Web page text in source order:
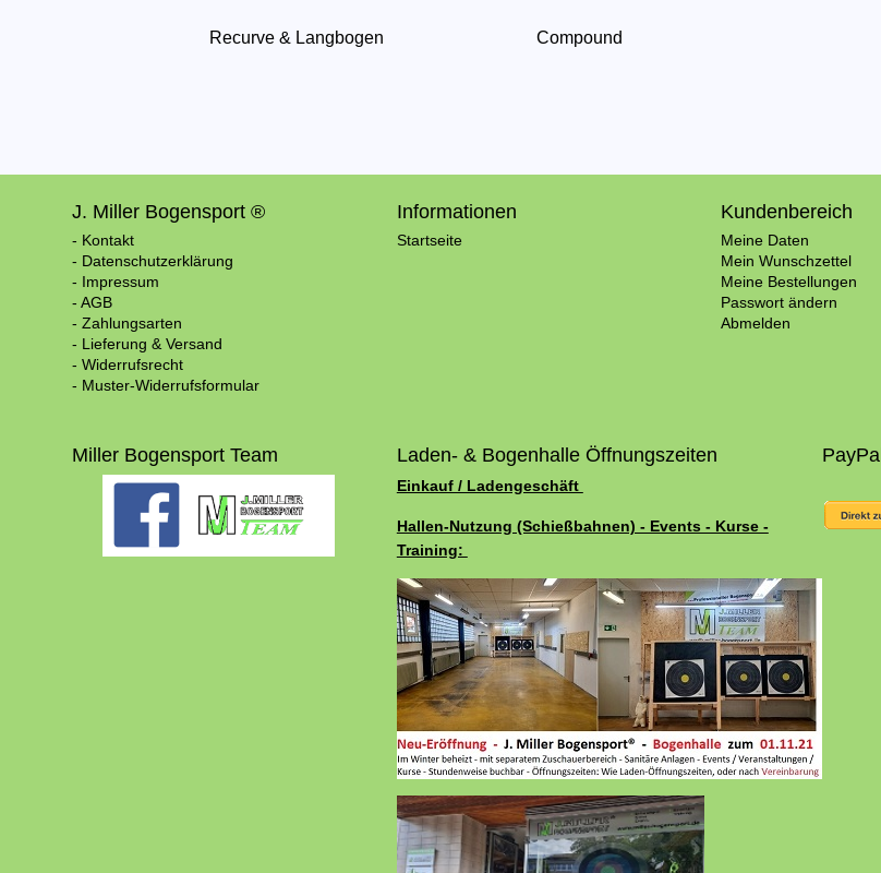
Recurve & Langbogen Compound
J. Miller Bogensport ®
- Kontakt
- Datenschutzerklärung
- Impressum
- AGB
- Zahlungsarten
- Lieferung & Versand
- Widerrufsrecht
- Muster-Widerrufsformular
Informationen
Startseite
Kundenbereich
Meine Daten
Mein Wunschzettel
Meine Bestellungen
Passwort ändern
Abmelden
Miller Bogensport Team Laden- & Bogenhalle Öffnungszeiten
Einkauf / Ladengeschäft
Hallen-Nutzung (Schießbahnen) - Events - Kurse -
Training:
PayPal